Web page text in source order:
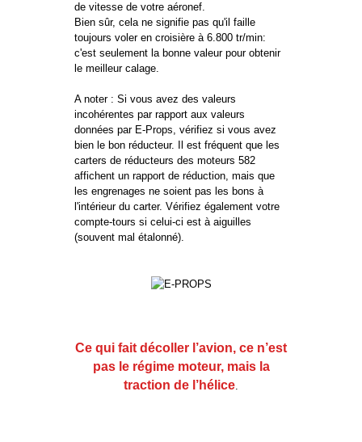
de vitesse de votre aéronef.
Bien sûr, cela ne signifie pas qu'il faille
toujours voler en croisière à 6.800 tr/min:
c'est seulement la bonne valeur pour obtenir
le meilleur calage.
A noter : Si vous avez des valeurs
incohérentes par rapport aux valeurs
données par E-Props, vérifiez si vous avez
bien le bon réducteur. Il est fréquent que les
carters de réducteurs des moteurs 582
affichent un rapport de réduction, mais que
les engrenages ne soient pas les bons à
l'intérieur du carter. Vérifiez également votre
compte-tours si celui-ci est à aiguilles
(souvent mal étalonné).
Ce qui fait décoller l’avion, ce n’est
pas le régime moteur, mais la
traction de l’hélice.